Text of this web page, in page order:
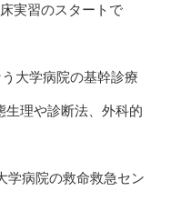
実習のスタートで
大学病院の基幹診療
生理や診断法、外科的
学病院の救命救急セン